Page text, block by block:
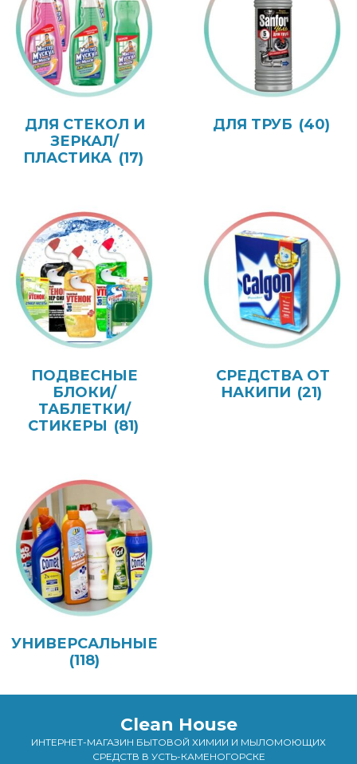
ДЛЯ СТЕКОЛ И
ЗЕРКАЛ/
ПЛАСТИКА (17)
ДЛЯ ТРУБ (40)
ПОДВЕСНЫЕ
БЛОКИ/
ТАБЛЕТКИ/
СТИКЕРЫ (81)
СРЕДСТВА ОТ
НАКИПИ (21)
УНИВЕРСАЛЬНЫЕ
(118)
Clean House
ИНТЕРНЕТ-МАГАЗИН БЫТОВОЙ ХИМИИ И МЫЛОМОЮЩИХ
СРЕДСТВ В УСТЬ-КАМЕНОГОРСКЕ